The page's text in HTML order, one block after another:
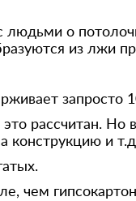
о
из лжи
запросто
рассчитан. Но
конструкцию и
чем